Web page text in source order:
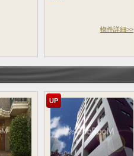
物件詳細>>
UP